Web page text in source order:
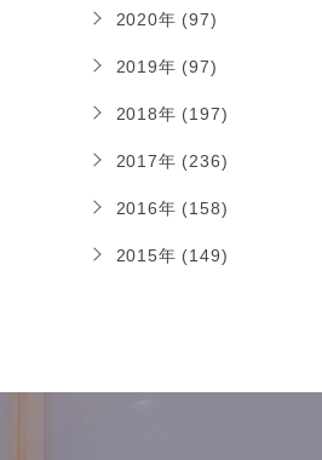
2020年 (97)
2019年 (97)
2018年 (197)
2017年 (236)
2016年 (158)
2015年 (149)